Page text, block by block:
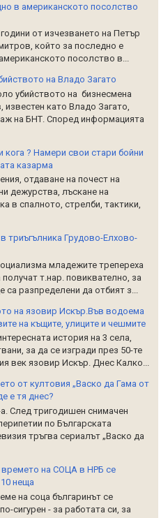
в американското посолство
от изчезването на Петър
който за последно е
посолство в...
на Владо Загато
убийството на бизнесмена
като Владо Загато,
на БНТ. Според информацията
кога ? Намери свои стари бойни
казарма
отдаване на почест на
дежурства, лъскане на
в спалното, стрелби, тактики,
триъгълника Грудово-Елхово-
младежите трепереха
т.нар. повиквателно, за
са разпределени да отбият з...
на язовир Искър.Във водоема
на къщите, улиците и чешмите
история на 3 села,
за да се изгради през 50-те
век язовир Искър. Днес Калко...
от култовия „Васко да Гама от
е тя днес?
След тригодишен снимачен
по Българската
тръгва сериалът „Васко да
на СОЦА в НРБ се
неща
на соца българинът се
сигурен - за работата си, за